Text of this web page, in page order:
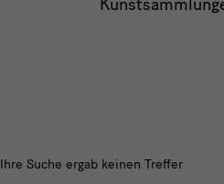
Ihre Suche ergab keinen Treffer